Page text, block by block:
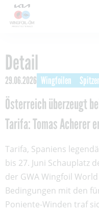
Detail
29.06.2026 Wingfoilen
Österreich überzeugt
Tarifa: Tomas Acherer
Tarifa, Spaniens
bis 27. Juni Schauplatz
der GWA Wingfoil
Bedingungen mit den
Poniente-Winden traf